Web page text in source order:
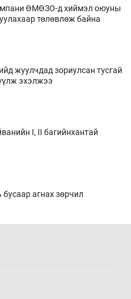
ӨМӨЗО-д хиймэл оюуны
төлөвлөж байна
жуулчдад зориулсан тусгай
эхэлжээ
I, II багийнхантай
бусаар агнах зөрчил